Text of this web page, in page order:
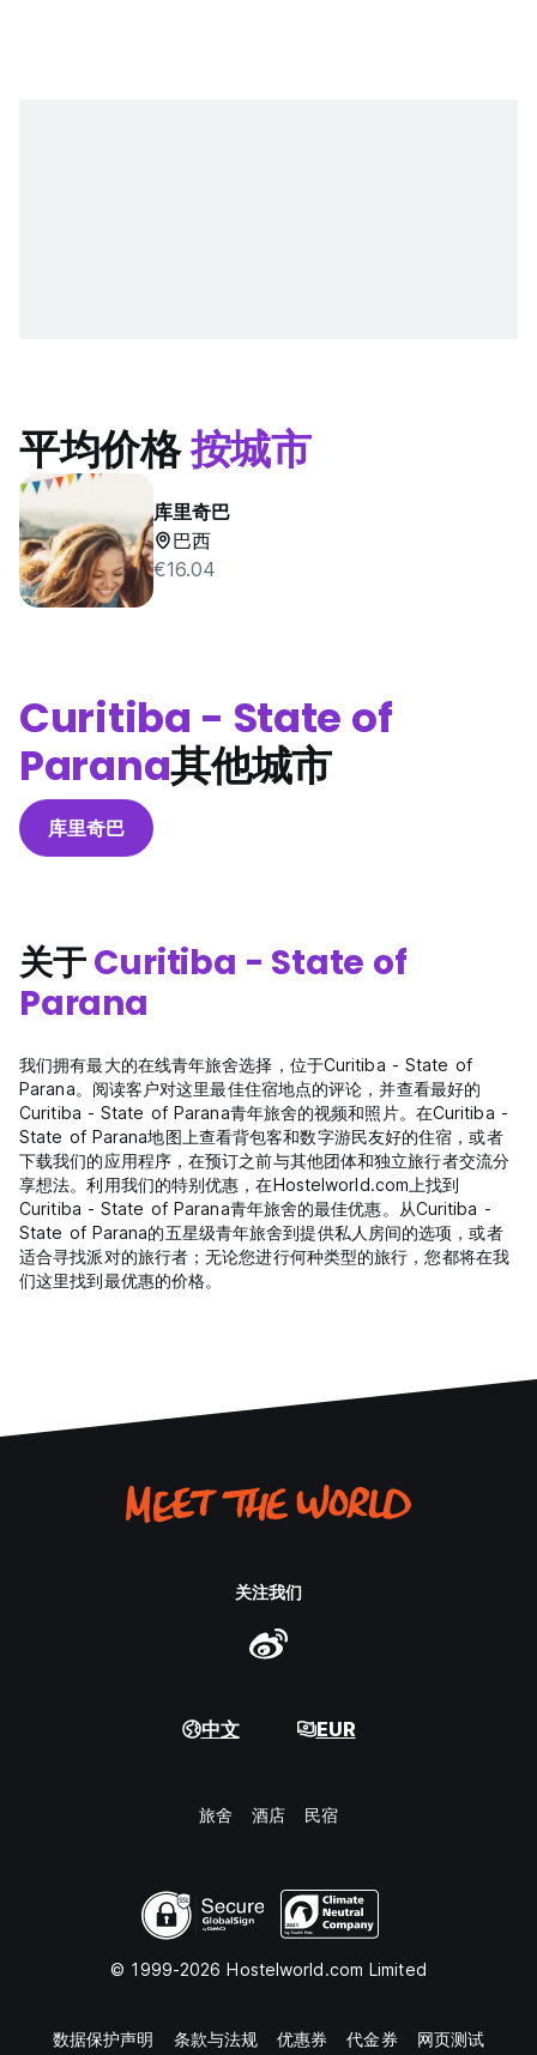
平均价格按城市
库里奇巴
巴西
€16.04
Curitiba - State of
Parana其他城市
库里奇巴
关于Curitiba - State of
Parana
我们拥有最大的在线青年旅舍选择，位于Curitiba - State of
Parana。阅读客户对这里最佳住宿地点的评论，并查看最好的
Curitiba - State of Parana青年旅舍的视频和照片。在Curitiba -
State of Parana地图上查看背包客和数字游民友好的住宿，或者
下载我们的应用程序，在预订之前与其他团体和独立旅行者交流分
享想法。利用我们的特别优惠，在Hostelworld.com上找到
Curitiba - State of Parana青年旅舍的最佳优惠。从Curitiba -
State of Parana的五星级青年旅舍到提供私人房间的选项，或者
适合寻找派对的旅行者；无论您进行何种类型的旅行，您都将在我
们这里找到最优惠的价格。
关注我们
中文 EUR
旅舍 酒店 民宿
© 1999-2026 Hostelworld.com Limited
数据保护声明 条款与法规 优惠券 代金券 网页测试